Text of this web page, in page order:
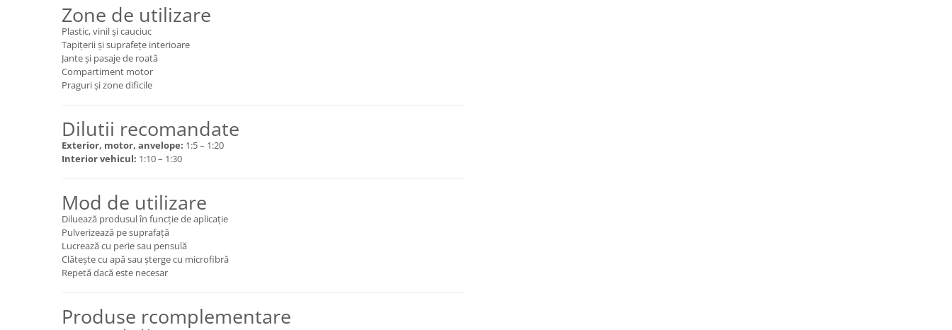
Zone de utilizare
Plastic, vinil și cauciuc
Tapițerii și suprafețe interioare
Jante și pasaje de roată
Compartiment motor
Praguri și zone dificile
Dilutii recomandate
Exterior, motor, anvelope: 1:5 – 1:20
Interior vehicul: 1:10 – 1:30
Mod de utilizare
Diluează produsul în funcție de aplicație
Pulverizează pe suprafață
Lucrează cu perie sau pensulă
Clătește cu apă sau șterge cu microfibră
Repetă dacă este necesar
Produse rcomplementare